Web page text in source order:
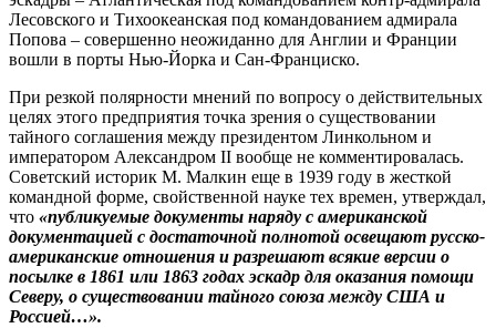
Лесовского и Тихоокеанская под командованием адмирала
Попова – совершенно неожиданно для Англии и Франции
вошли в порты Нью-Йорка и Сан-Франциско.
При резкой полярности мнений по вопросу о действительных
целях этого предприятия точка зрения о существовании
тайного соглашения между президентом Линкольном и
императором Александром II вообще не комментировалась.
Советский историк М. Малкин еще в 1939 году в жесткой
командной форме, свойственной науке тех времен, утверждал,
что «публикуемые документы наряду с американской
документацией с достаточной полнотой освещают русско-
американские отношения и разрешают всякие версии о
посылке в 1861 или 1863 годах эскадр для оказания помощи
Северу, о существовании тайного союза между США и
Россией…».